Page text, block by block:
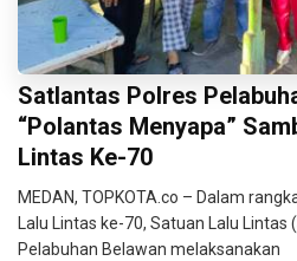
Satlantas Polres
“Polantas Menyapa”
Lintas Ke-70
MEDAN, TOPKOTA.co – Dalam
Lalu Lintas ke-70, Satuan Lalu Lintas
Pelabuhan Belawan melaksanakan